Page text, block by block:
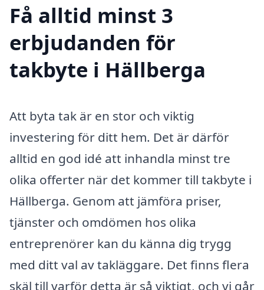
Få alltid minst 3
erbjudanden för
takbyte i Hällberga
Att byta tak är en stor och viktig
investering för ditt hem. Det är därför
alltid en god idé att inhandla minst tre
olika offerter när det kommer till takbyte i
Hällberga. Genom att jämföra priser,
tjänster och omdömen hos olika
entreprenörer kan du känna dig trygg
med ditt val av takläggare. Det finns flera
skäl till varför detta är så viktigt, och vi går